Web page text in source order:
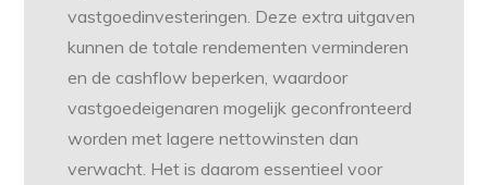
vastgoedinvesteringen. Deze extra uitgaven
kunnen de totale rendementen verminderen
en de cashflow beperken, waardoor
vastgoedeigenaren mogelijk geconfronteerd
worden met lagere nettowinsten dan
verwacht. Het is daarom essentieel voor